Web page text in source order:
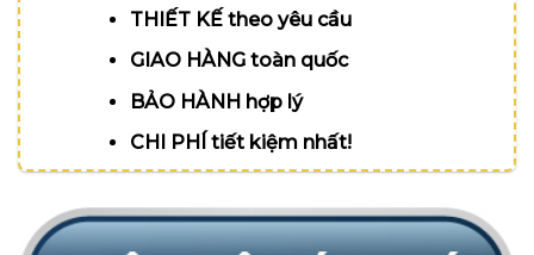
THIẾT KẾ theo yêu cầu
GIAO HÀNG toàn quốc
BẢO HÀNH hợp lý
CHI PHÍ tiết kiệm nhất!